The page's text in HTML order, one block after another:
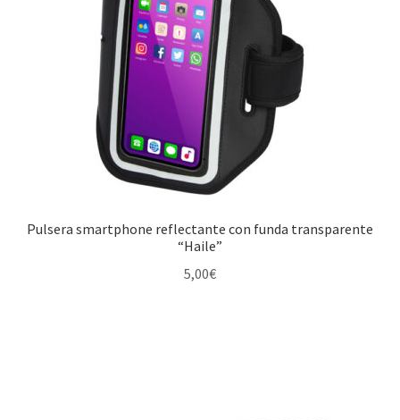
Pulsera smartphone reflectante con funda transparente
“Haile”
5,00€